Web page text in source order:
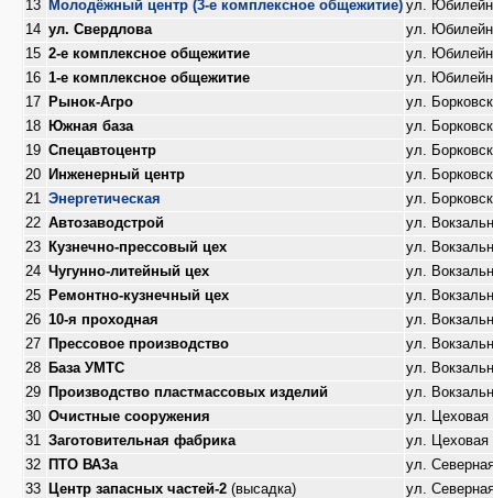
13
Молодёжный центр (3-е комплексное общежитие) ул.
14 ул. Свердлова
ул.
15 2-е комплексное общежитие
ул.
16 1-е комплексное общежитие
ул.
17
Рынок-Агро
ул.
18
Южная база
ул.
19 Спецавтоцентр
ул.
20
Инженерный центр
ул.
21
Энергетическая
ул.
22 Автозаводстрой
ул.
23
Кузнечно-прессовый цех
ул.
24 Чугунно-литейный цех
ул.
25
Ремонтно-кузнечный цех
ул.
26 10-я проходная
ул.
27
Прессовое производство
ул.
28
База УМТС
ул.
29
Производство пластмассовых изделий
ул.
30 Очистные сооружения
ул. Цеховая
31
Заготовительная фабрика
ул. Цеховая
32
ПТО ВАЗа
ул.
33
Центр запасных частей-2 (высадка)
ул.